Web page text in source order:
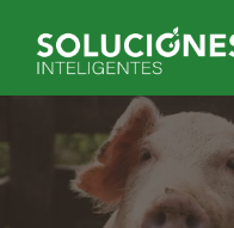
Home
Quiénes Somos
Productos